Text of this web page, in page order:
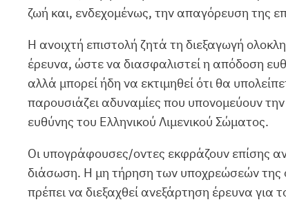
ζωή και, ενδεχομένως, την απαγόρευση της
Η ανοιχτή επιστολή ζητά τη διεξαγωγή
έρευνα, ώστε να διασφαλιστεί η απόδοση
αλλά μπορεί ήδη να εκτιμηθεί ότι θα
παρουσιάζει αδυναμίες που υπονομεύουν
ευθύνης του Ελληνικού Λιμενικού Σώματος.
Οι υπογράφουσες/οντες εκφράζουν επίσης
διάσωση. Η μη τήρηση των υποχρεώσεών της
πρέπει να διεξαχθεί ανεξάρτηση έρευνα